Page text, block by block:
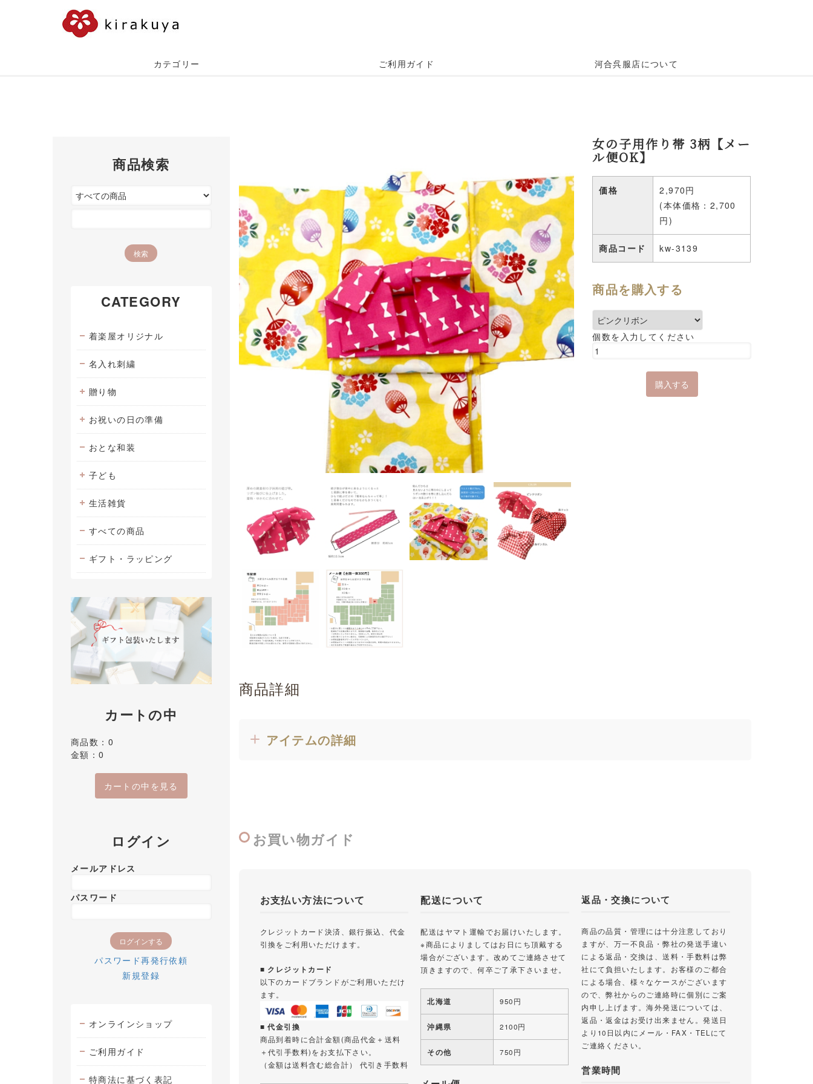
カテゴリー ご利用ガイド 河合呉服店について
商品検索
CATEGORY
着楽屋オリジナル
名入れ刺繍
贈り物
お祝いの日の準備
おとな和装
子ども
生活雑貨
すべての商品
ギフト・ラッピング
カートの中
商品数：0
金額：0
カートの中を見る
ログイン
メールアドレス
パスワード
パスワード再発行依頼
新規登録
オンラインショップ
ご利用ガイド
特商法に基づく表記
女の子用作り帯 3柄【メー
ル便OK】
価格
2,970円
(本体価格：2,700
円)
商品コード kw-3139
商品を購入する
個数を入力してください
商品詳細
アイテムの詳細
お買い物ガイド
お支払い方法について
クレジットカード決済、銀行振込、代金
引換をご利用いただけます。
■ クレジットカード
以下のカードブランドがご利用いただけ
ます。
■ 代金引換
商品到着時に合計金額(商品代金＋送料
＋代引手数料)をお支払下さい。
（金額は送料含む総合計） 代引き手数料
配送について
配送はヤマト運輸でお届けいたします。
※商品によりましてはお日にち頂戴する
場合がございます。改めてご連絡させて
頂きますので、何卒ご了承下さいませ。
北海道 950円
沖縄県 2100円
その他 750円
返品・交換について
商品の品質・管理には十分注意しており
ますが、万一不良品・弊社の発送手違い
による返品・交換は、送料・手数料は弊
社にて負担いたします。お客様のご都合
による場合、様々なケースがございます
ので、弊社からのご連絡時に個別にご案
内申し上げます。海外発送については、
返品・返金はお受け出来ません。発送日
より10日以内にメール・FAX・TELにて
ご連絡ください。
営業時間